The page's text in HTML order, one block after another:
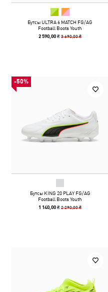
Бутсы ULTRA 6 MATCH FG/AG
Football Boots Youth
2 590,00 ₴3 690,00 ₴
-50%
Бутсы KING 20 PLAY FG/AG
Football Boots Youth
1 140,00 ₴2 290,00 ₴